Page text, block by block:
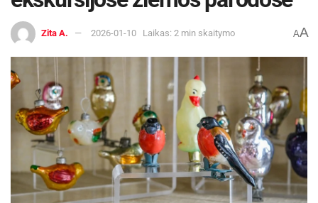
Zita A. 2026-01-10 Laikas: 2 min skaitymo AA